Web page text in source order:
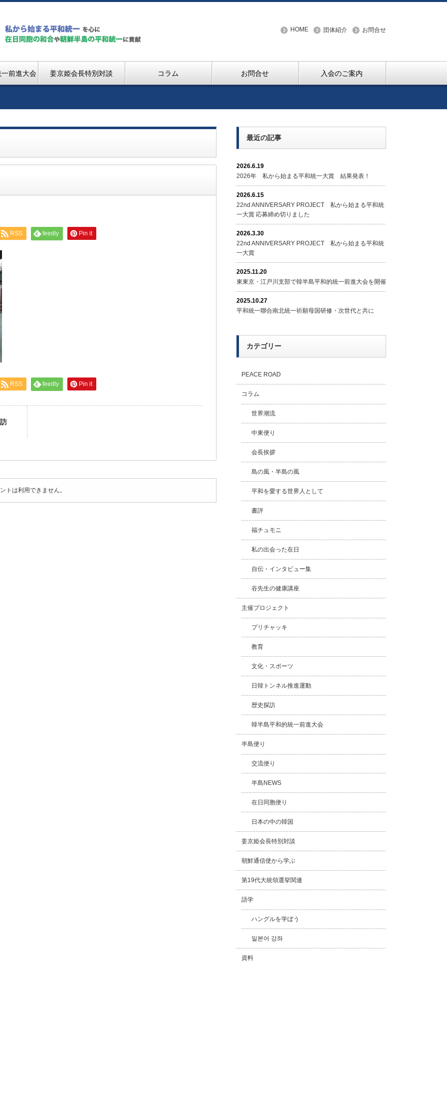
HOME 団体紹介 お問合せ
前進大会 姜京姫会長特別対談 コラム お問合せ 入会のご案内
RSS feedly Pin it
RSS feedly Pin it
トは利用できません。
最近の記事
2026.6.19
2026年 私から始まる平和統一大賞 結果発表！
2026.6.15
22nd ANNIVERSARY PROJECT 私から始まる平和統
一大賞 応募締め切りました
2026.3.30
22nd ANNIVERSARY PROJECT 私から始まる平和統
一大賞
2025.11.20
東東京・江戸川支部で韓半島平和的統一前進大会を開催
2025.10.27
平和統一聯合南北統一祈願母国研修・次世代と共に
カテゴリー
PEACE ROAD
コラム
世界潮流
中東便り
会長挨拶
島の風・半島の風
平和を愛する世界人として
書評
福チュモニ
私の出会った在日
自伝・インタビュー集
谷先生の健康講座
主催プロジェクト
プリチャッキ
教育
文化・スポーツ
日韓トンネル推進運動
歴史探訪
韓半島平和的統一前進大会
半島便り
交流便り
半島NEWS
在日同胞便り
日本の中の韓国
姜京姫会長特別対談
朝鮮通信使から学ぶ
第19代大統領選挙関連
語学
ハングルを学ぼう
일본어 강좌
資料